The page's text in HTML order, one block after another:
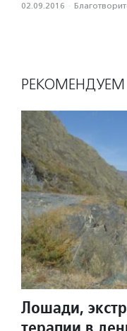
02.09.2016 ·
РЕКОМЕНДУЕМ
Лошади,